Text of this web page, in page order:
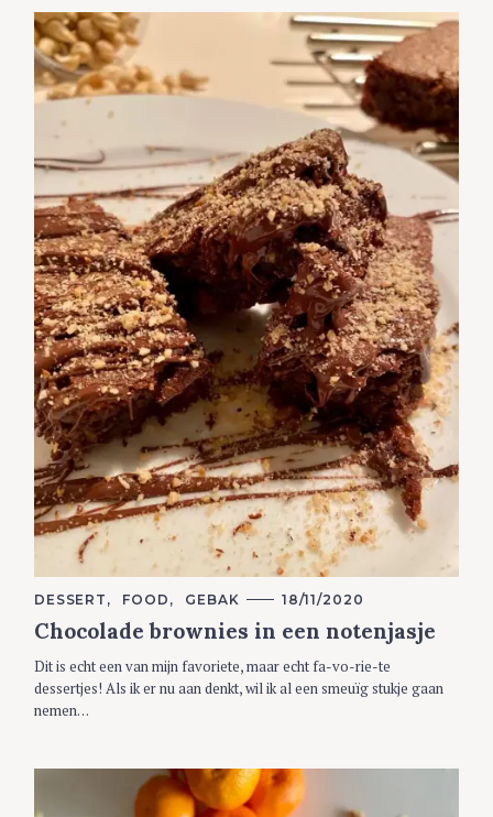
C
T
E
G
O
R
E
DESSERT FOOD GEBAK 18/11/2020
Chocolade brownies in een notenjasje
Dit is echt een van mijn favoriete, maar echt fa-vo-rie-te
dessertjes! Als ik er nu aan denkt, wil ik al een smeuïg stukje gaan
nemen…